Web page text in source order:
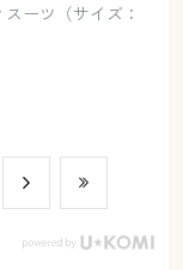
ーツ（サイズ：